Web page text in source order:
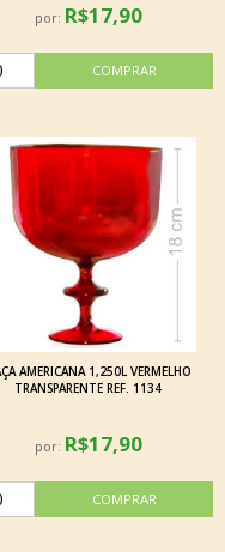
por: R$17,90
AMERICANA 1,250L VERMELHO
TRANSPARENTE REF. 1134
por: R$17,90